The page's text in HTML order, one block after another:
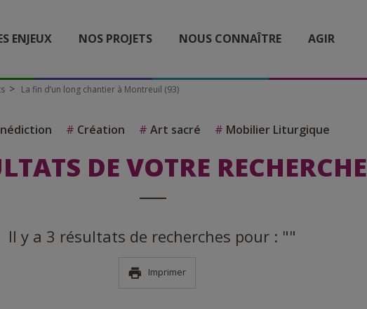
ENJEUX NOS PROJETS NOUS CONNAÎTRE AGIR
La fin d’un long chantier à Montreuil (93)
# Création # Art sacré # Mobilier Liturgique
DE VOTRE RECHERCHE
Il y a 3 résultats de recherches pour : ""
Imprimer